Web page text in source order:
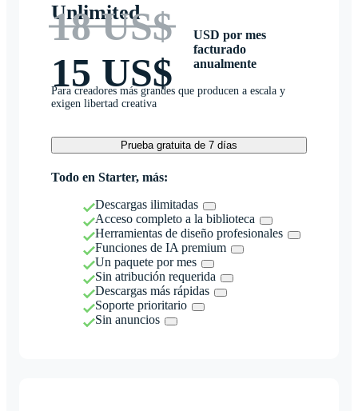
Unlimited
18 US$
15 US$
USD por mes
facturado
anualmente
Para creadores más grandes que producen a escala y
exigen libertad creativa
Prueba gratuita de 7 días
Todo en Starter, más:
Descargas ilimitadas
Acceso completo a la biblioteca
Herramientas de diseño profesionales
Funciones de IA premium
Un paquete por mes
Sin atribución requerida
Descargas más rápidas
Soporte prioritario
Sin anuncios